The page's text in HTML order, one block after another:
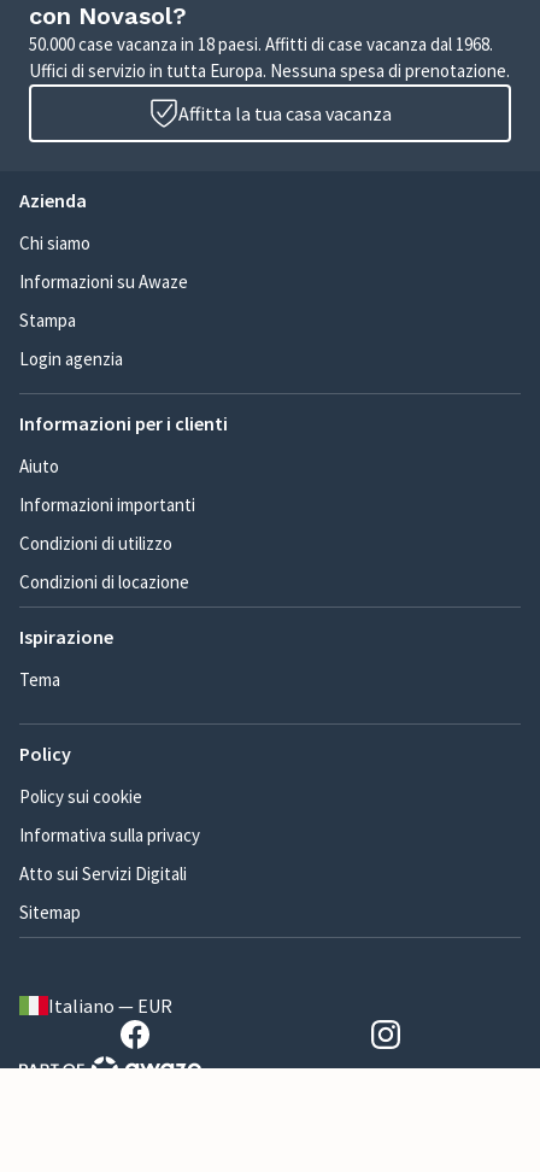
con Novasol?
50.000 case vacanza in 18 paesi. Affitti di case vacanza dal 1968.
Uffici di servizio in tutta Europa. Nessuna spesa di prenotazione.
Affitta la tua casa vacanza
Azienda
Chi siamo
Informazioni su Awaze
Stampa
Login agenzia
Informazioni per i clienti
Aiuto
Informazioni importanti
Condizioni di utilizzo
Condizioni di locazione
Ispirazione
Tema
Policy
Policy sui cookie
Informativa sulla privacy
Atto sui Servizi Digitali
Sitemap
Italiano — EUR